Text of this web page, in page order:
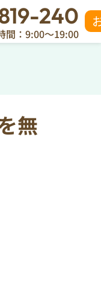
240
間：9:00～19:00
無